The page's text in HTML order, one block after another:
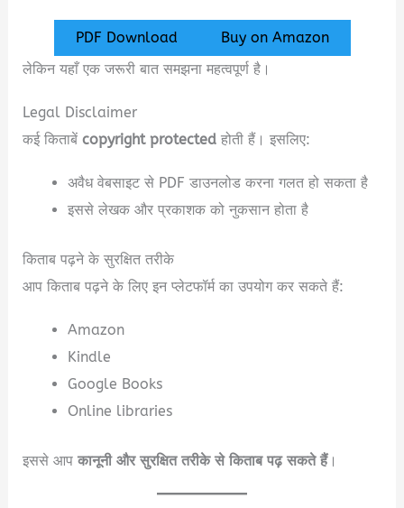
PDF Download
Buy on Amazon
लेकिन यहाँ एक जरूरी बात समझना महत्वपूर्ण है।
Legal Disclaimer
कई किताबेंcopyright protected होती हैं। इसलिए:
अवैध वेबसाइट से PDF डाउनलोड करना गलत हो सकता है
इससे लेखक और प्रकाशक को नुकसान होता है
किताब पढ़ने के सुरक्षित तरीके
आप किताब पढ़ने के लिए इन प्लेटफॉर्म का उपयोग कर सकते हैं:
Amazon
Kindle
Google Books
Online libraries
इससे आपकानूनी और सुरक्षित तरीके से किताब पढ़ सकते हैं।